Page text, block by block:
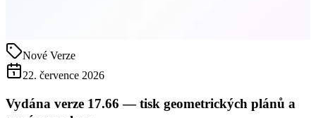
Nové Verze
22. července 2026
Vydána verze 17.66 — tisk geometrických plánů a